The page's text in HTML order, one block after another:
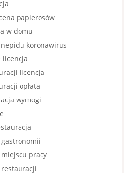
papierosów
w domu
koronawirus
licencja
licencja
opłata
wymogi
pracy